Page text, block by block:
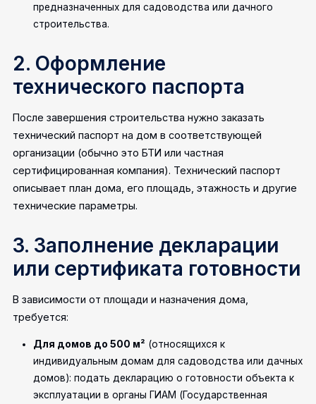
предназначенных для садоводства или дачного
строительства.
2. Оформление
технического паспорта
После завершения строительства нужно заказать
технический паспорт на дом в соответствующей
организации (обычно это БТИ или частная
сертифицированная компания). Технический паспорт
описывает план дома, его площадь, этажность и другие
технические параметры.
3. Заполнение декларации
или сертификата готовности
В зависимости от площади и назначения дома,
требуется:
Для домов до 500 м² (относящихся к
индивидуальным домам для садоводства или дачных
домов): подать декларацию о готовности объекта к
эксплуатации в органы ГИАМ (Государственная